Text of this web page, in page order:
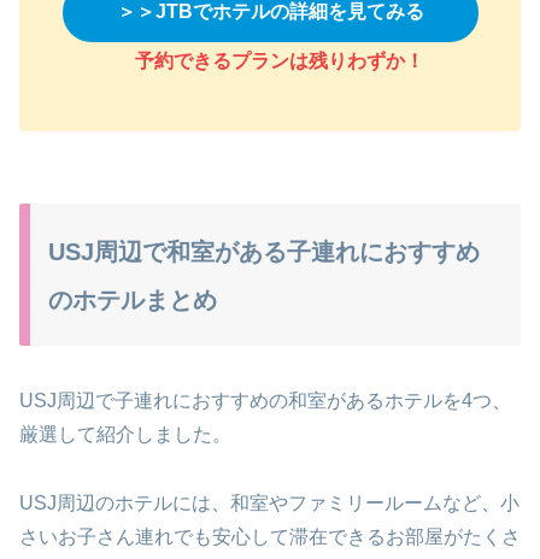
＞＞JTBでホテルの詳細を見てみる
予約できるプランは残りわずか！
USJ周辺で和室がある子連れにおすすめ
のホテルまとめ
USJ周辺で子連れにおすすめの和室があるホテルを4つ、
厳選して紹介しました。
USJ周辺のホテルには、和室やファミリールームなど、小
さいお子さん連れでも安心して滞在できるお部屋がたくさ